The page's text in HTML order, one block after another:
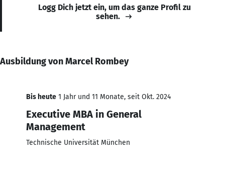
Logg Dich jetzt ein, um das ganze Profil zu
sehen.
Ausbildung von Marcel Rombey
Bis heute 1 Jahr und 11 Monate, seit Okt. 2024
Executive MBA in General
Management
Technische Universität München